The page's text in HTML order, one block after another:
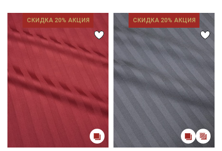
СКИДКА 20% АКЦИЯ СКИДКА 20% АКЦИЯ
Секретная рассылка от Купава
Мы публикуем здесь дополнительные
промокоды и скидки до 30% на узкие
категории тканей